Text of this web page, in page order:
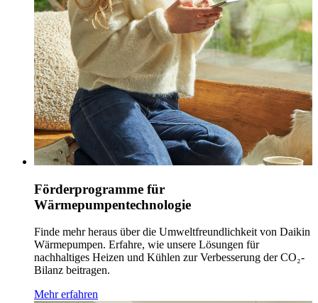
Förderprogramme für
Wärmepumpentechnologie
Finde mehr heraus über die Umweltfreundlichkeit von Daikin
Wärmepumpen. Erfahre, wie unsere Lösungen für
nachhaltiges Heizen und Kühlen zur Verbesserung der CO₂-
Bilanz beitragen.
Mehr erfahren